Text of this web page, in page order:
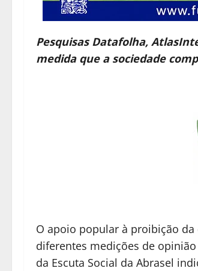
Pesquisas Datafolha,
medida que a sociedade
O apoio popular à proibição
diferentes medições de
da Escuta Social da Abrasel